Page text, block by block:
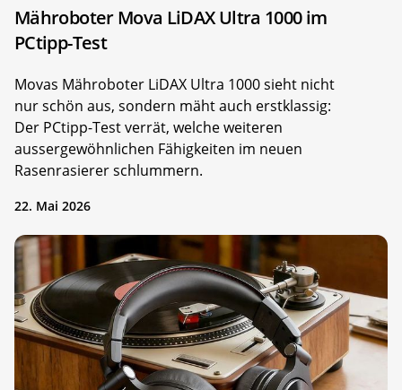
Mähroboter Mova LiDAX Ultra 1000 im
PCtipp-Test
Movas Mähroboter LiDAX Ultra 1000 sieht nicht
nur schön aus, sondern mäht auch erstklassig:
Der PCtipp-Test verrät, welche weiteren
aussergewöhnlichen Fähigkeiten im neuen
Rasenrasierer schlummern.
22. Mai 2026